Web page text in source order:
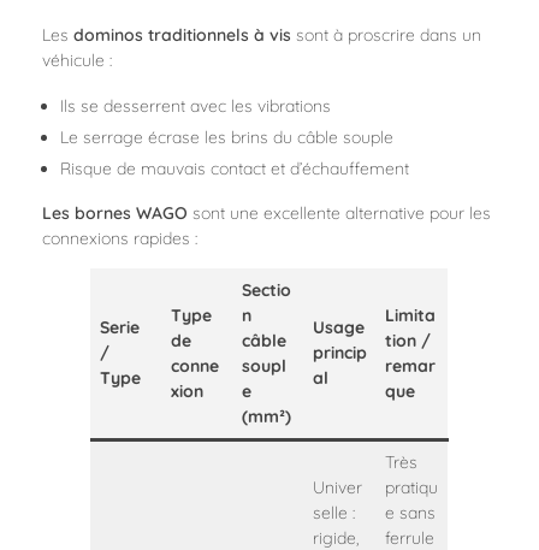
Les dominos traditionnels à vis sont à proscrire dans un
véhicule :
Ils se desserrent avec les vibrations
Le serrage écrase les brins du câble souple
Risque de mauvais contact et d’échauffement
Les bornes WAGO sont une excellente alternative pour les
connexions rapides :
Serie
/
Type
Type
de
conne
xion
Sectio
n
câble
soupl
e
(mm²)
Usage
princip
al
Limita
tion /
remar
que
Univer
selle :
rigide,
Très
pratiqu
e sans
ferrule